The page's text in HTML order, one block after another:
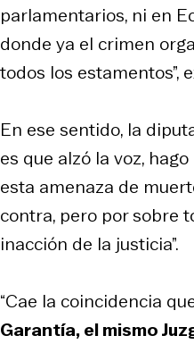
parlamentarios, ni en
donde ya el crimen
todos los estamentos”,
En ese sentido, la
es que alzó la voz,
esta amenaza de
contra, pero por sobre
inacción de la justicia”.
“Cae la coincidencia
Garantía, el mismo